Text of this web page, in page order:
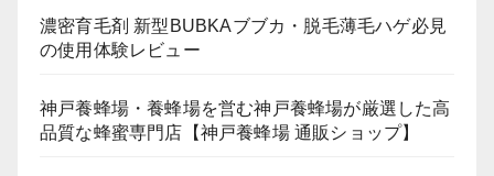
濃密育毛剤 新型BUBKAブブカ・脱毛薄毛ハゲ必見
の使用体験レビュー
神戸養蜂場・養蜂場を営む神戸養蜂場が厳選した高
品質な蜂蜜専門店【神戸養蜂場 通販ショップ】